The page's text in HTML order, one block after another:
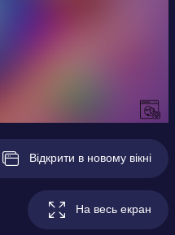
Відкрити в новому вікні
На весь екран